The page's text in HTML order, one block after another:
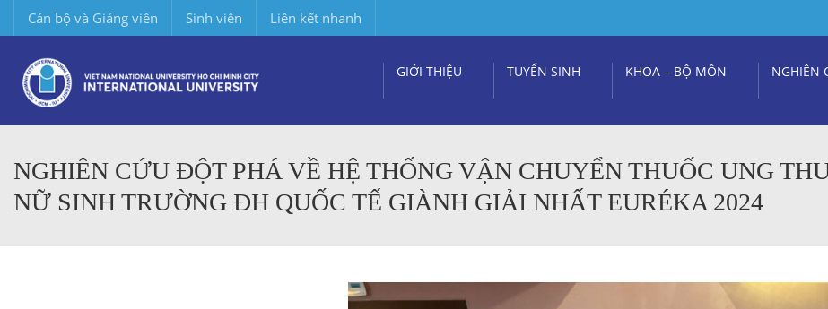
Cán bộ và Giảng viên Sinh viên Liên kết nhanh
GIỚI THIỆU TUYỂN SINH KHOA – BỘ MÔN NGHIÊN
NGHIÊN CỨU ĐỘT PHÁ VỀ HỆ THỐNG VẬN CHUYỂN THUỐC UNG
NỮ SINH TRƯỜNG ĐH QUỐC TẾ GIÀNH GIẢI NHẤT EURÉKA 2024